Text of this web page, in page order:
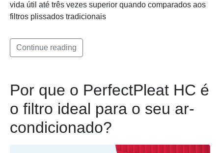
vida útil até três vezes superior quando comparados aos
filtros plissados tradicionais
Continue reading
Por que o PerfectPleat HC é
o filtro ideal para o seu ar-
condicionado?